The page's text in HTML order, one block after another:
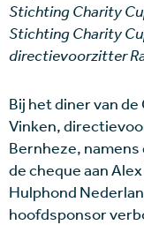
Stichting Charity
Stichting Charity
directievoorzitter
Bij het diner van
Vinken,
Bernheze, namens
de cheque aan
Hulphond
hoofdsponsor